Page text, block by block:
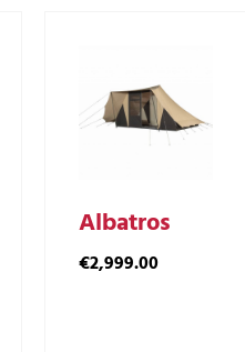
Albatros
€2,999.00